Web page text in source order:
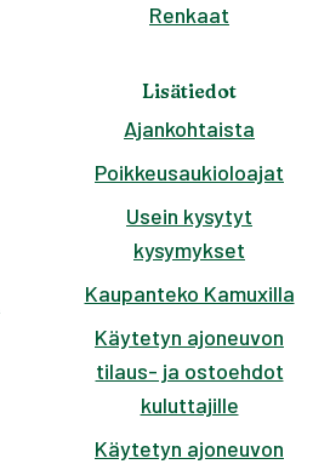
Renkaat
Lisätiedot
Ajankohtaista
Poikkeusaukioloajat
Usein kysytyt
kysymykset
Kaupanteko Kamuxilla
Käytetyn ajoneuvon
tilaus- ja ostoehdot
kuluttajille
Käytetyn ajoneuvon